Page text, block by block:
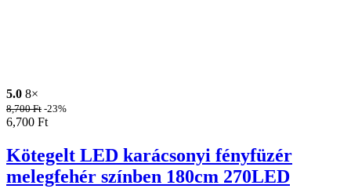
5.0 8×
8,700Ft -23%
6,700 Ft
Kötegelt LED karácsonyi fényfüzér
melegfehér színben 180cm 270LED